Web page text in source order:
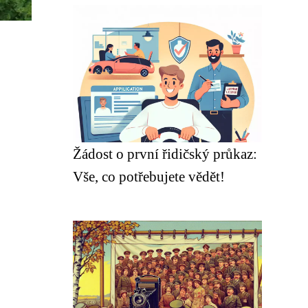
Žádost o první řidičský průkaz:
Vše, co potřebujete vědět!